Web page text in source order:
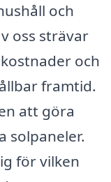
och
oss strävar
och
framtid.
att göra
solpaneler.
för vilken